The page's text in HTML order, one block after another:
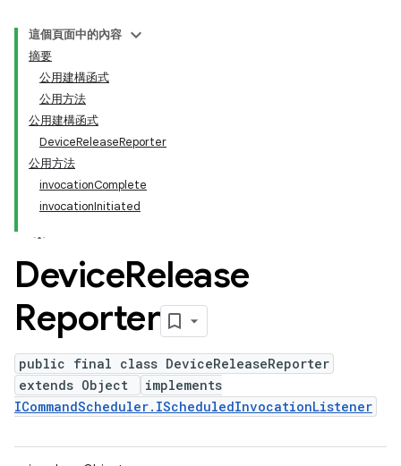
這個頁面中的內容
摘要
公用建構函式
公用方法
公用建構函式
DeviceReleaseReporter
公用方法
invocationComplete
invocationInitiated
DeviceRelease
Reporter
public final class DeviceReleaseReporter
extends Object
implements
ICommandScheduler.IScheduledInvocationListener